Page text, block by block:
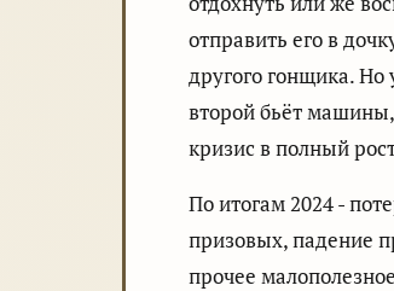
отправить его в
другого гонщика. Но
второй бьёт
кризис в полный
По итогам 2024 -
призовых, падение
прочее